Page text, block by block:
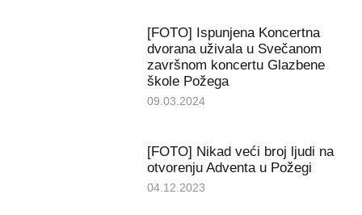
[FOTO] Ispunjena Koncertna
dvorana uživala u Svečanom
završnom koncertu Glazbene
škole Požega
09.03.2024
[FOTO] Nikad veći broj ljudi na
otvorenju Adventa u Požegi
04.12.2023